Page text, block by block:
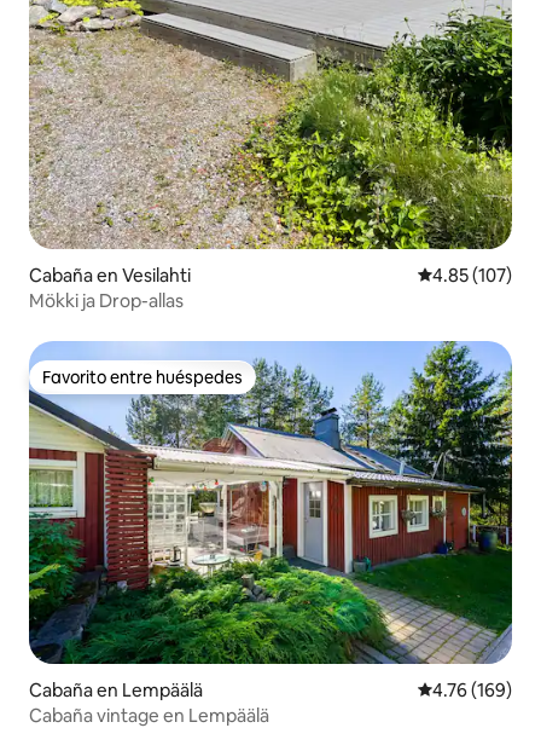
Cabaña en Vesilahti Calificación
4.85 (107)
Mökki ja Drop-allas
Favorito entre huéspedes
Favorito entre huéspedes
Cabaña en Lempäälä Calificación
4.76 (169)
Cabaña vintage en Lempäälä